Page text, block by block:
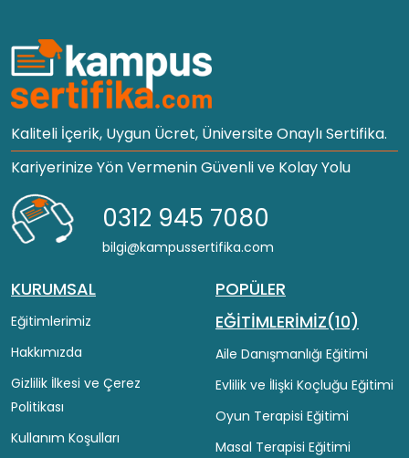
Kaliteli İçerik, Uygun Ücret, Üniversite Onaylı Sertifika.
Kariyerinize Yön Vermenin Güvenli ve Kolay Yolu
0312 945 7080
bilgi@kampussertifika.com
KURUMSAL
Eğitimlerimiz
Hakkımızda
Gizlilik İlkesi ve Çerez
Politikası
Kullanım Koşulları
POPÜLER
EĞİTİMLERİMİZ(10)
Aile Danışmanlığı Eğitimi
Evlilik ve İlişki Koçluğu Eğitimi
Oyun Terapisi Eğitimi
Masal Terapisi Eğitimi